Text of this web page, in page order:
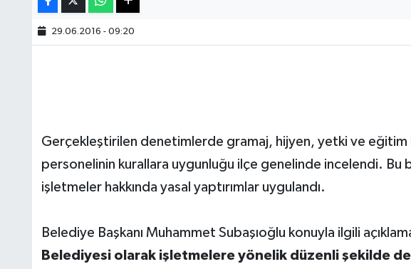
29.06.2016 - 09:20
Gerçekleştirilen denetimlerde gramaj, hijyen, yetki ve eğitim
personelinin kurallara uygunluğu ilçe genelinde incelendi. Bu
işletmeler hakkında yasal yaptırımlar uygulandı.
Belediye Başkanı Muhammet Subaşıoğlu konuyla ilgili
Belediyesi olarak işletmelere yönelik düzenli şekilde